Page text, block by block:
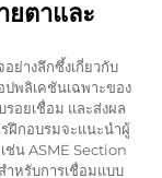
ยตาและ
ย่างลึกซึ้งเกี่ยวกับ
พลิเคชันเฉพาะของ
อยเชื่อม และส่งผล
รฝึกอบรมจะแนะนำผู้
ช่น ASME Section
ำหรับการเชื่อมแบบ